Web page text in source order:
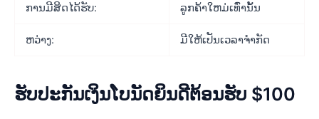
ການມີສິດໄດ້ຮັບ: ລູກຄ້າໃຫມ່ເທົ່ານັ້ນ
ຫວ່າງ: ມີໃຫ້ເປັນເວລາຈຳກັດ
ຮັບປະກັນເງິນໂບນັດຍິນດີຕ້ອນຮັບ $100